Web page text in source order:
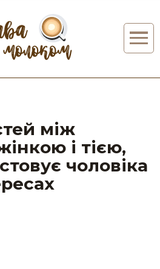
між
і тією,
чоловіка